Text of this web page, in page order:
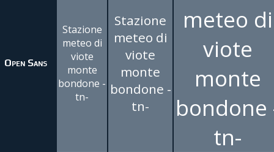
Open Sans
Stazione
meteo di
viote
monte
bondone -
tn-
Stazione
meteo di
viote
monte
bondone -
tn-
meteo di
viote
monte
bondone
tn-